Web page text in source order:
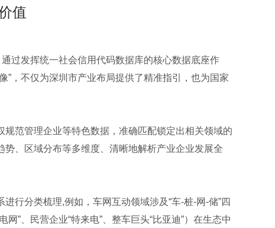
值
过发挥统一社会信用代码数据库的核心数据底座作
”，不仅为深圳市产业布局提供了精准指引，也为国家
范管理企业等特色数据，准确匹配锁定出相关领域的
、区域分布等多维度、清晰地解析产业企业发展全
行分类梳理,例如，车网互动领域涉及“车-桩-网-储”四
”、民营企业“特来电”、整车巨头“比亚迪”）在生态中